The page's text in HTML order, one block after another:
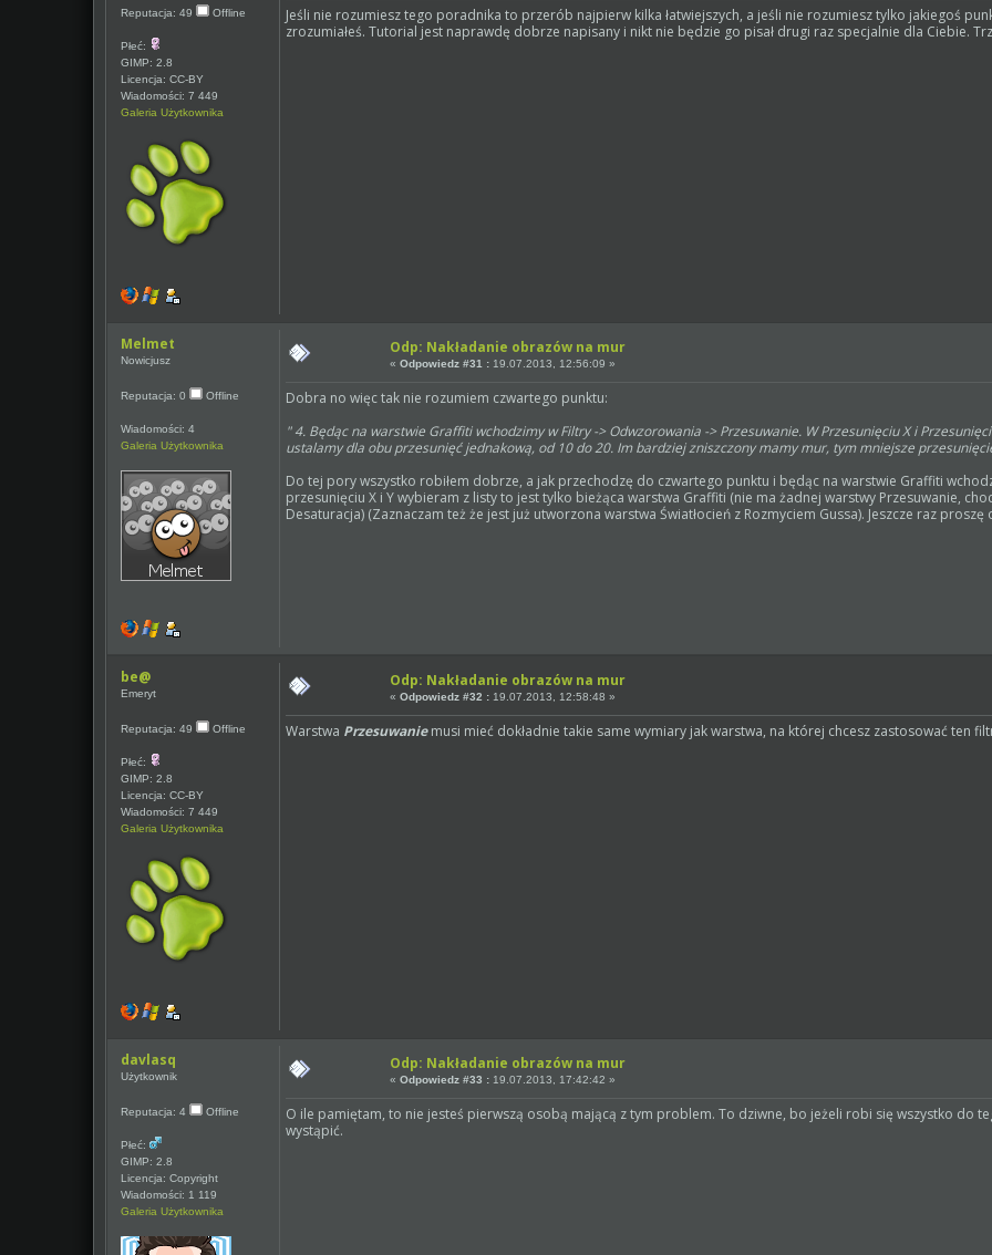
Reputacja: 49 Offline
Płeć:
GIMP: 2.8
Licencja: CC-BY
Wiadomości: 7 449
Galeria Użytkownika
Jeśli nie rozumiesz tego poradnika to przerób najpierw kilka łatwiejszych, a jeśli nie rozumiesz tylko jakiegoś
zrozumiałeś. Tutorial jest naprawdę dobrze napisany i nikt nie będzie go pisał drugi raz specjalnie dla Ciebie.
Melmet
Nowicjusz
Reputacja: 0 Offline
Wiadomości: 4
Galeria Użytkownika
Odp: Nakładanie obrazów na mur
« Odpowiedz #31 :19.07.2013, 12:56:09 »
Dobra no więc tak nie rozumiem czwartego punktu:
" 4. Będąc na warstwie Graffiti wchodzimy w Filtry -> Odwzorowania -> Przesuwanie. W Przesunięciu X i
ustalamy dla obu przesunięć jednakową, od 10 do 20. Im bardziej zniszczony mamy mur, tym mniejsze
Do tej pory wszystko robiłem dobrze, a jak przechodzę do czwartego punktu i będąc na warstwie Graffiti
przesunięciu X i Y wybieram z listy to jest tylko bieżąca warstwa Graffiti (nie ma żadnej warstwy Przesuwanie,
Desaturacja) (Zaznaczam też że jest już utworzona warstwa Światłocień z Rozmyciem Gussa). Jeszcze raz
be@
Emeryt
Reputacja: 49 Offline
Płeć:
GIMP: 2.8
Licencja: CC-BY
Wiadomości: 7 449
Galeria Użytkownika
Odp: Nakładanie obrazów na mur
« Odpowiedz #32 :19.07.2013, 12:58:48 »
Warstwa Przesuwaniemusi mieć dokładnie takie same wymiary jak warstwa, na której chcesz zastosować ten
davlasq
Użytkownik
Reputacja: 4 Offline
Płeć:
GIMP: 2.8
Licencja: Copyright
Wiadomości: 1 119
Galeria Użytkownika
Odp: Nakładanie obrazów na mur
« Odpowiedz #33 :19.07.2013, 17:42:42 »
O ile pamiętam, to nie jesteś pierwszą osobą mającą z tym problem. To dziwne, bo jeżeli robi się wszystko do
wystąpić.